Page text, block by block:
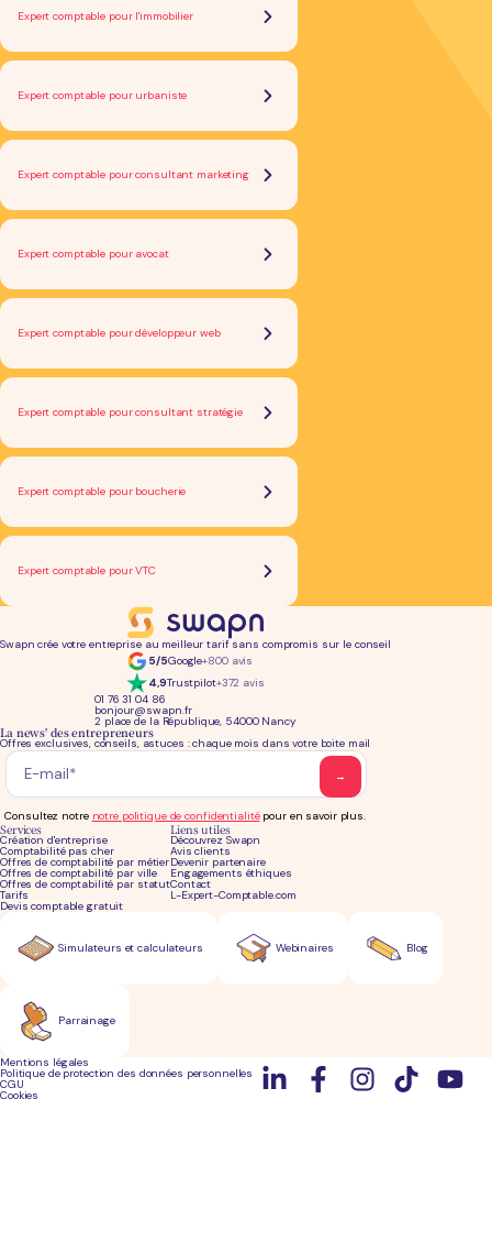
Expert comptable pour l'immobilier
Expert comptable pour urbaniste
Expert comptable pour consultant marketing
Expert comptable pour avocat
Expert comptable pour développeur web
Expert comptable pour consultant stratégie
Expert comptable pour boucherie
Expert comptable pour VTC
Swapn crée votre entreprise au meilleur tarif sans compromis sur le conseil
5/5Google+800 avis
4,9Trustpilot+372 avis
01 76 31 04 86
bonjour@swapn.fr
2 place de la République, 54000 Nancy
Services
Création d'entreprise
Comptabilité pas cher
Offres de comptabilité par métier
Offres de comptabilité par ville
Offres de comptabilité par statut
Tarifs
Devis comptable gratuit
Liens utiles
Découvrez Swapn
Avis clients
Devenir partenaire
Engagements éthiques
Contact
L-Expert-Comptable.com
La news' des entrepreneurs
Offres exclusives, conseils, astuces : chaque mois dans votre boite mail
Consultez notre notre politique de confidentialitépour en savoir plus.
Simulateurs et calculateurs Blog
Parrainage
Webinaires
Mentions légales
Politique de protection des données personnelles
CGU
Cookies